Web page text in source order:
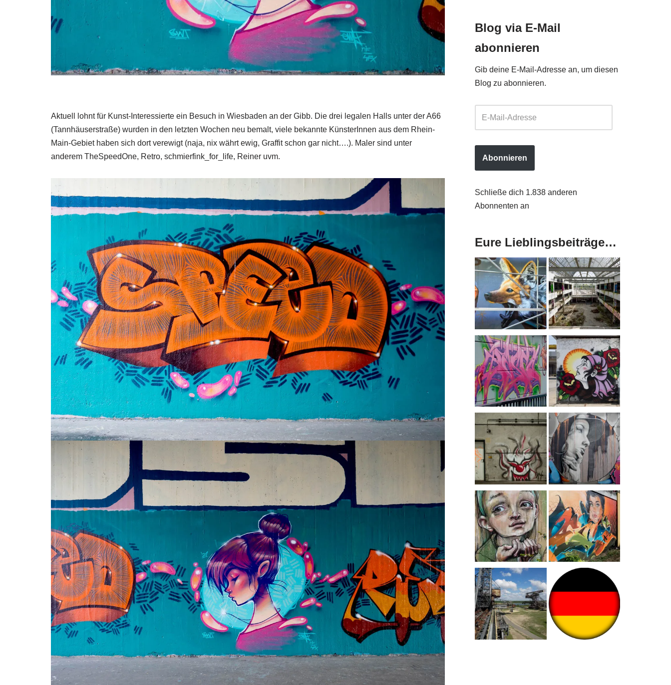
Aktuell lohnt für Kunst-Interessierte ein Besuch in Wiesbaden an der Gibb. Die drei legalen Halls unter der A66
(Tannhäuserstraße) wurden in den letzten Wochen neu bemalt, viele bekannte KünsterInnen aus dem Rhein-
Main-Gebiet haben sich dort verewigt (naja, nix währt ewig, Graffit schon gar nicht….). Maler sind unter
anderem TheSpeedOne, Retro, schmierfink_for_life, Reiner uvm.
Blog via E-Mail
abonnieren
Gib deine E-Mail-Adresse an, um diesen
Blog zu abonnieren.
Abonnieren
Schließe dich 1.838 anderen
Abonnenten an
Eure Lieblingsbeiträge…